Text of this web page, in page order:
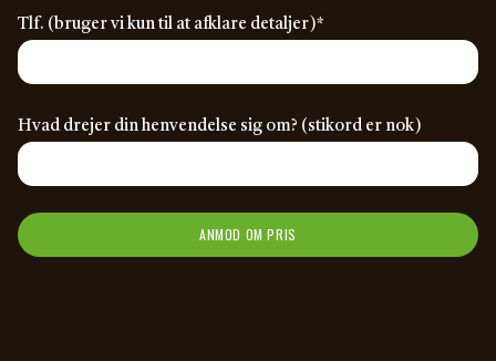
Tlf. (bruger vi kun til at afklare detaljer)*
Hvad drejer din henvendelse sig om? (stikord er nok)
ANMOD OM PRIS